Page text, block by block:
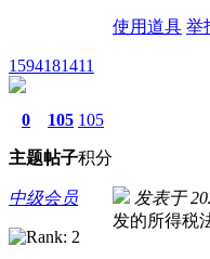
使用道具 举
1594181411
0
主题
105
帖子
105
积分
中级会员 发表于
发的所得税